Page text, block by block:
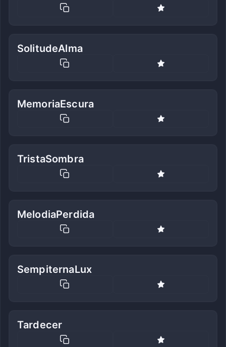
SolitudeAlma
MemoriaEscura
TristaSombra
MelodiaPerdida
SempiternaLux
Tardecer